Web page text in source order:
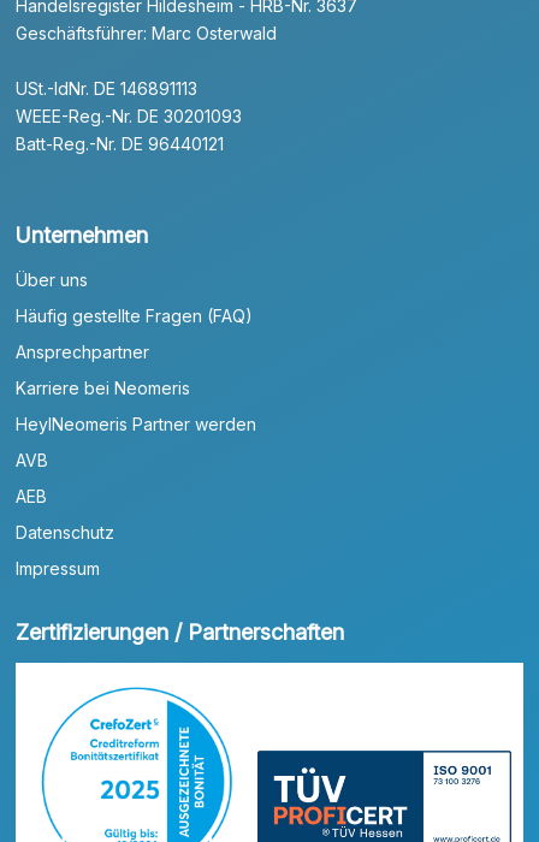
Handelsregister Hildesheim - HRB-Nr. 3637
Geschäftsführer: Marc Osterwald
USt.-IdNr. DE 146891113
WEEE-Reg.-Nr. DE 30201093
Batt-Reg.-Nr. DE 96440121
Unternehmen
Über uns
Häufig gestellte Fragen (FAQ)
Ansprechpartner
Karriere bei Neomeris
HeylNeomeris Partner werden
AVB
AEB
Datenschutz
Impressum
Zertifizierungen / Partnerschaften